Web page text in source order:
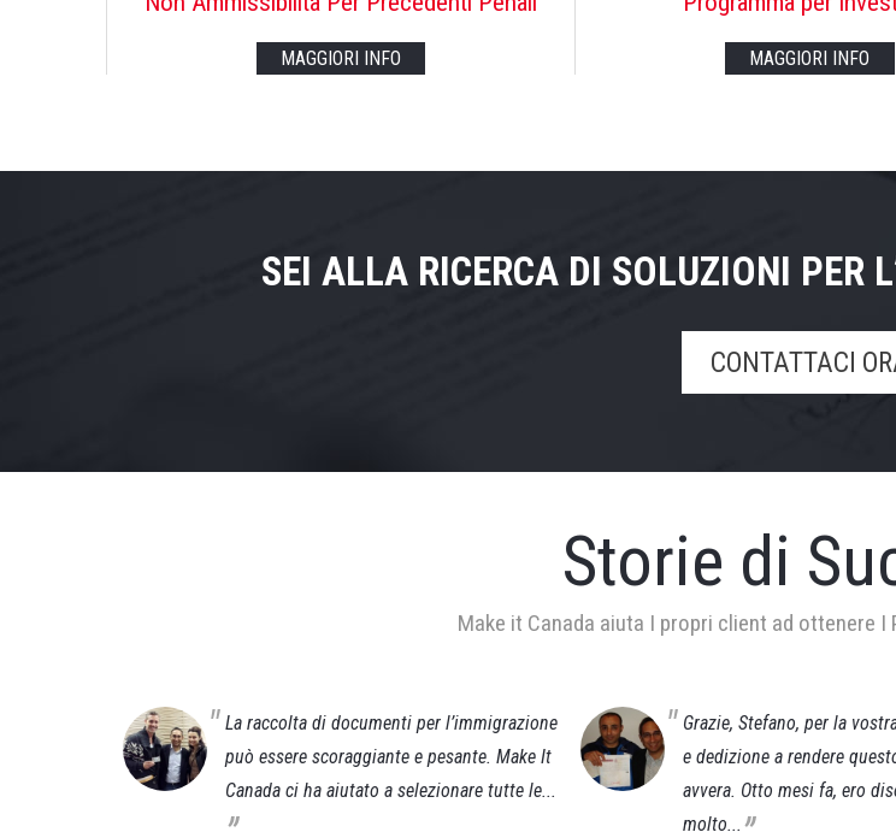
MAGGIORI INFO MAGGIORI INFO
SEI ALLA RICERCA DI SOLUZIONI PER
CONTATTACI
Storie di
Make it Canada aiuta I propri client ad ottenere I
La raccolta di documenti per l’immigrazione
può essere scoraggiante e pesante. Make It
Canada ci ha aiutato a selezionare tutte le...
„
Grazie, Stefano, per la
e dedizione a rendere
avvera. Otto mesi fa, ero
molto... „